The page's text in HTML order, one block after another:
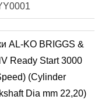
AL-KO BRIGGS &
Ready Start 3000
(Cylinder
Dia mm 22,20)